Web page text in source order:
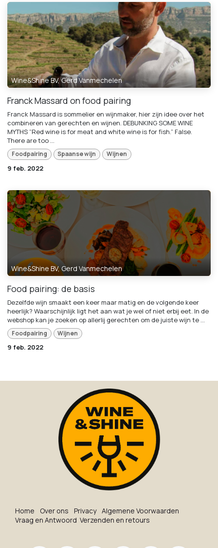
Wine&Shine BV, Gerd Vanmechelen
Franck Massard on food pairing
Franck Massard is sommelier en wijnmaker, hier zijn idee over het
combineren van gerechten en wijnen. DEBUNKING SOME WINE
MYTHS “Red wine is for meat and white wine is for fish.” False.
There are too ...
Foodpairing Spaanse wijn Wijnen
9 feb. 2022
Wine&Shine BV, Gerd Vanmechelen
Food pairing: de basis
Dezelfde wijn smaakt een keer maar matig en de volgende keer
heerlijk? Waarschijnlijk ligt het aan wat je wel of niet erbij eet. In de
webshop kan je zoeken op allerlij gerechten om de juiste wijn te ...
Foodpairing Wijnen
9 feb. 2022
Ho​me O​ve​r on​s Privacy Algemene Voorwaarden
Vraag en Antwoord Verzenden en retours